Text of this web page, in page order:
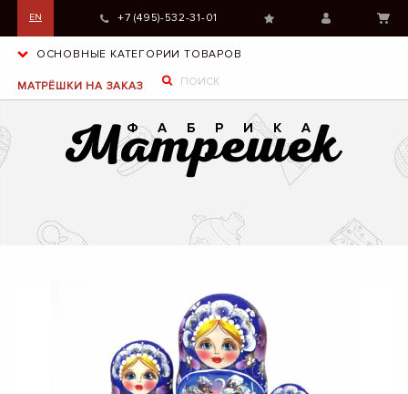
EN +7 (495)-532-31-01
ОСНОВНЫЕ КАТЕГОРИИ ТОВАРОВ
МАТРЁШКИ НА ЗАКАЗ